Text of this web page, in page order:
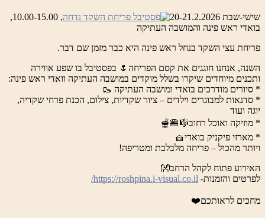
שישי-שבת 20-21.2.2026
, 10.00-15.00,
בואדי ראש פינה והמושבה העתיקה
פריחת עצי השקד בנחל ראש פינה היא כבר מזמן שם דבר.
השנה, אנחנו חוגגים את קסם הפריחה🌷 בפסטיבל בו שפע אווירה
ותכנים מיוחדים שיקרו בשלל מוקדים במושבה העתיקה וואדי ראש פינה:
* סיורים מודרכים בואדי ומושבה העתיקה 🥾
* סדנאות למבוגרים וילדים – ציור שקדיות, צילום, הכנת פרחי שקדיה,
יוגה ועוד
* מוזיקה ואוכל רחוב🎼🍔🫕
* מארזי פיקניק בואדי🧺
ויותר מהכול – פריחה מלבלבת ומטריפה!
האירוע פתוח לקהל הרחב👐
לפרטים והזמנות- https://roshpina.i-visual.co.il/
מחכים לראותכם❤️